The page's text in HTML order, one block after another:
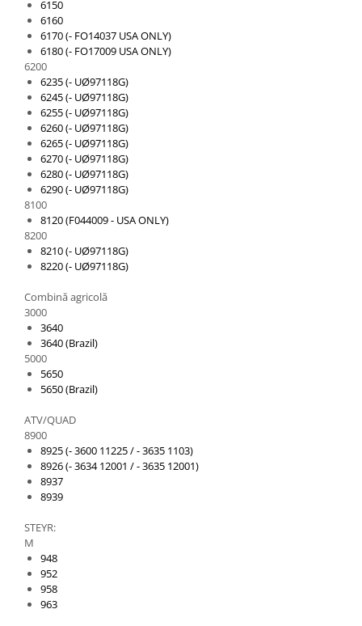
6150
6160
6170 (- FO14037 USA ONLY)
6180 (- FO17009 USA ONLY)
6200
6235 (- UØ97118G)
6245 (- UØ97118G)
6255 (- UØ97118G)
6260 (- UØ97118G)
6265 (- UØ97118G)
6270 (- UØ97118G)
6280 (- UØ97118G)
6290 (- UØ97118G)
8100
8120 (F044009 - USA ONLY)
8200
8210 (- UØ97118G)
8220 (- UØ97118G)
Combină agricolă
3000
3640
3640 (Brazil)
5000
5650
5650 (Brazil)
ATV/QUAD
8900
8925 (- 3600 11225 / - 3635 1103)
8926 (- 3634 12001 / - 3635 12001)
8937
8939
STEYR:
M
948
952
958
963